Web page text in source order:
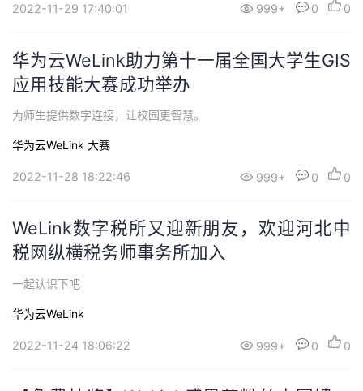
2022-11-29 17:40:01 999+ 0 0
华为云WeLink助力第十一届全国大学生GIS
应用技能大赛成功举办
为师生提供数字连接，让校园更智慧。
华为云WeLink 大赛
2022-11-28 18:22:46 999+ 0 0
WeLink数字税所又迎新朋友，欢迎河北中
税网纵横税务师事务所加入
一起认识下吧
华为云WeLink
2022-11-24 18:06:22 999+ 0 0